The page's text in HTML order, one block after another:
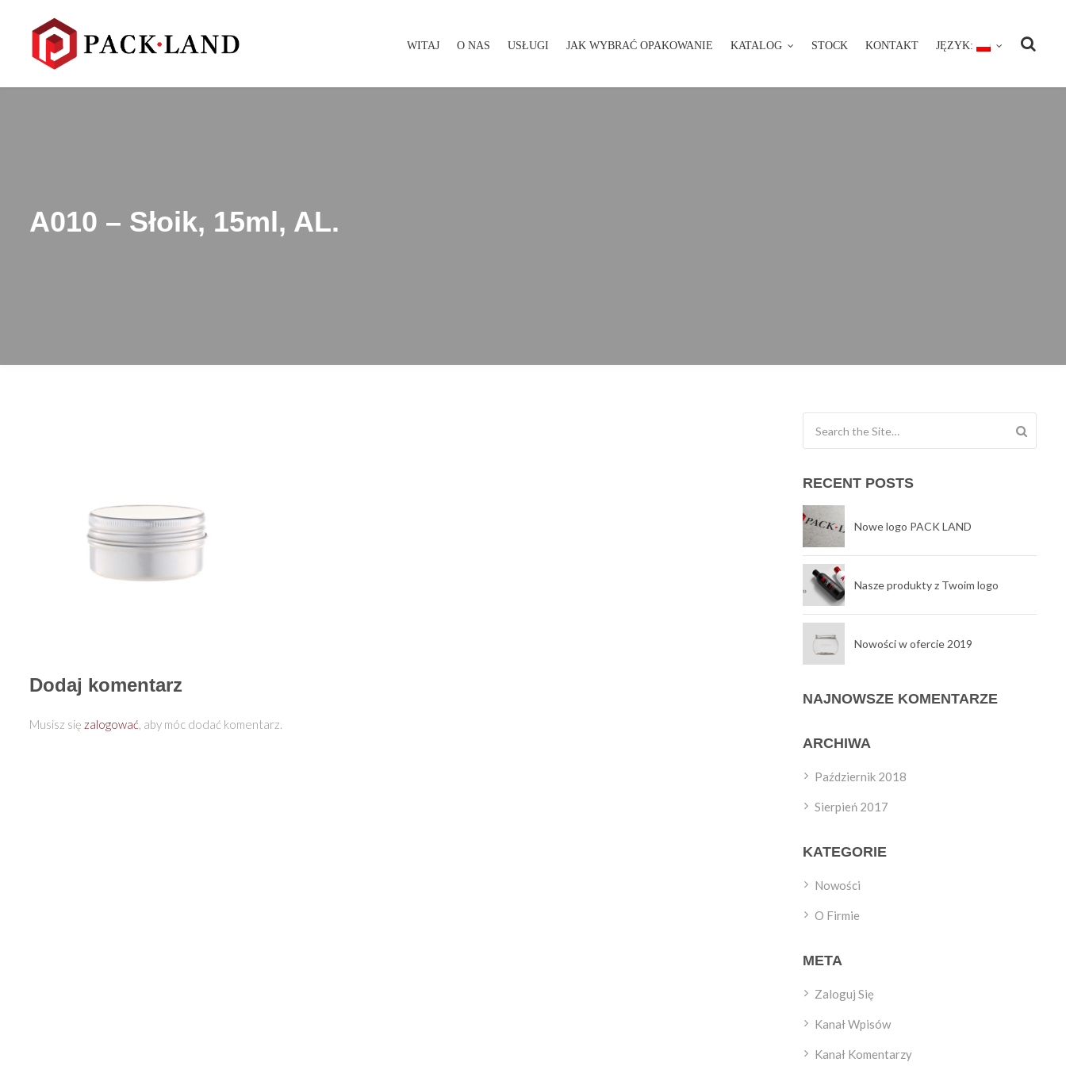
WITAJ O NAS USŁUGI JAK WYBRAĆ OPAKOWANIE KATALOG STOCK KONTAKT JĘZYK:
WITAJ O NAS USŁUGI JAK WYBRAĆ OPAKOWANIE KATALOG STOCK KONTAKT JĘZYK:
A010 – Słoik, 15ml, AL.
Dodaj komentarz
Musisz się zalogować, aby móc dodać komentarz.
RECENT POSTS
Nowe logo PACK LAND
Nasze produkty z Twoim logo
Nowości w ofercie 2019
NAJNOWSZE KOMENTARZE
ARCHIWA
Październik 2018
Sierpień 2017
KATEGORIE
Nowości
O Firmie
META
Zaloguj Się
Kanał Wpisów
Kanał Komentarzy